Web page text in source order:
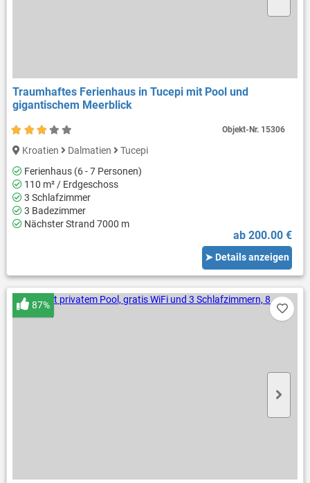
Traumhaftes Ferienhaus in Tucepi mit Pool und
gigantischem Meerblick
Kroatien Dalmatien
Tucepi
Ferienhaus (6 - 7 Personen)
110 m² / Erdgeschoss
3 Schlafzimmer
3 Badezimmer
Nächster Strand 7000 m
ab 200.00 €
➤ Details anzeigen
Objekt-Nr. 15306
87%